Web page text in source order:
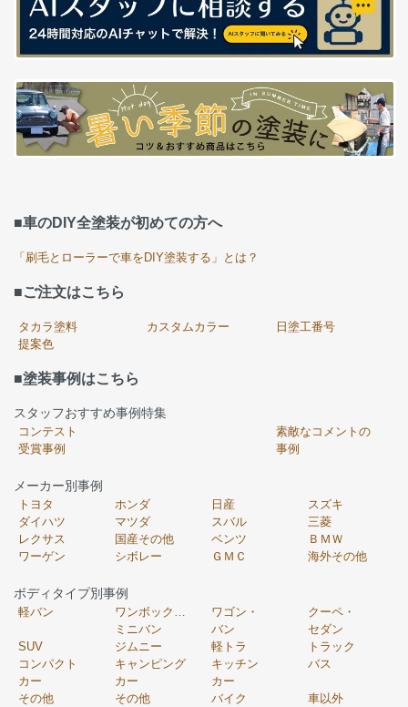
■車のDIY全塗装が初めての方へ
「刷毛とローラーで車をDIY塗装する」とは？
■ご注文はこちら
タカラ塗料
提案色
カスタムカラー 日塗工番号
■塗装事例はこちら
スタッフおすすめ事例特集
コンテスト
受賞事例
素敵なコメントの
事例
メーカー別事例
トヨタ ホンダ 日産
スズキ
ダイハツ
マツダ スバル
三菱
レクサス
国産その他 ベンツ
ＢＭＷ
ワーゲン
シボレー ＧＭＣ 海外その他
ボディタイプ別事例
軽バン
ワンボックス・
ミニバン
ワゴン・
バン
クーペ・
セダン
SUV
ジムニー 軽トラ
トラック
コンパクト
カー
キャンピング
カー
キッチン
カー
バス
その他
その他
バイク 車以外